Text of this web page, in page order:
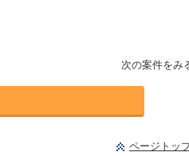
次の案件をみ
ページトッ